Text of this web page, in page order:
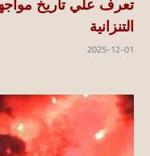
تعرف علي تاريخ
التنزانية
2025-12-01